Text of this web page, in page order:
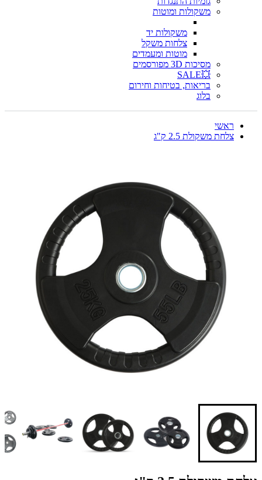
משקולות ומוטות
משקולות יד
צלחות משקל
מוטות ומעמדים
מסיכות 3D מפורסמים
💥SALE
בריאות, בטיחות וחירום
בלוג
ראשי
צלחת משקולת 2.5 ק"ג